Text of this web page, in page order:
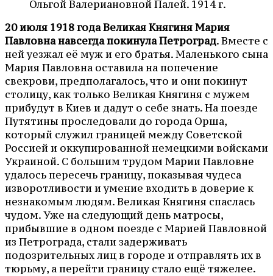
Ольгой Валериановной Палей. 1914 г.
20 июля 1918 года Великая Княгиня Мария
Павловна навсегда покинула Петроград. Вместе с
ней уезжал её муж и его братья. Маленького сына
Мария Павловна оставила на попечение
свекрови, предполагалось, что и они покинут
столицу, как только Великая Княгиня с мужем
прибудут в Киев и дадут о себе знать. На поезде
Путятины проследовали до города Орша,
который служил границей между Советской
Россией и оккупированной немецкими войсками
Украиной. С большим трудом Марии Павловне
удалось пересечь границу, показывая чудеса
изворотливости и умение входить в доверие к
незнакомым людям. Великая Княгиня спаслась
чудом. Уже на следующий день матросы,
прибывшие в одном поезде с Марией Павловной
из Петрограда, стали задерживать
подозрительных лиц в городе и отправлять их в
тюрьму, а перейти границу стало ещё тяжелее.